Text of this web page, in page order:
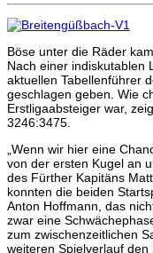
Böse unter die Räder
Nach einer indiskutablen
aktuellen Tabellenführer
geschlagen geben. Wie
Erstligaabsteiger war,
3246:3475.
„Wenn wir hier eine
von der ersten Kugel an
des Fürther Kapitäns
konnten die beiden
Anton Hoffmann, das
zwar eine
zum zwischenzeitlichen
weiteren Spielverlauf